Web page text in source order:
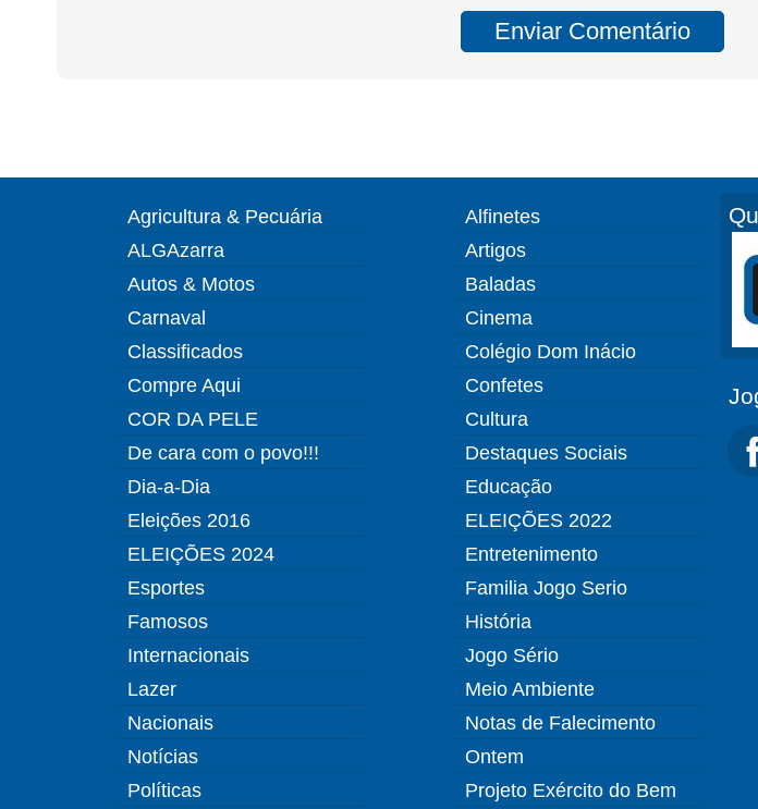
Agricultura & Pecuária
ALGAzarra
Autos & Motos
Carnaval
Classificados
Compre Aqui
COR DA PELE
De cara com o povo!!!
Dia-a-Dia
Eleições 2016
ELEIÇÕES 2024
Esportes
Famosos
Internacionais
Lazer
Nacionais
Notícias
Políticas
Alfinetes
Artigos
Baladas
Cinema
Colégio Dom Inácio
Confetes
Cultura
Destaques Sociais
Educação
ELEIÇÕES 2022
Entretenimento
Familia Jogo Serio
História
Jogo Sério
Meio Ambiente
Notas de Falecimento
Ontem
Projeto Exército do Bem